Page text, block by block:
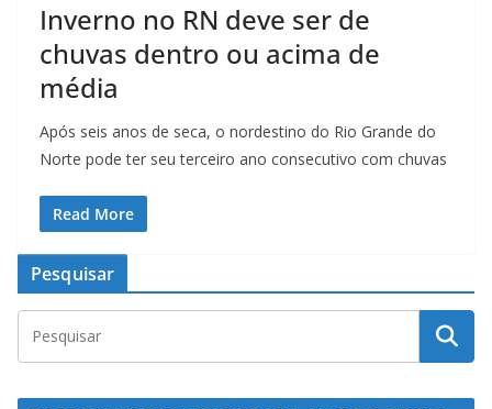
Inverno no RN deve ser de
chuvas dentro ou acima de
média
Após seis anos de seca, o nordestino do Rio Grande do
Norte pode ter seu terceiro ano consecutivo com chuvas
Read More
Pesquisar